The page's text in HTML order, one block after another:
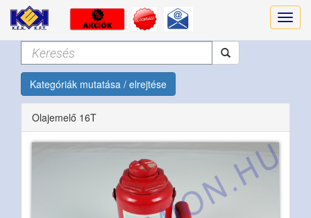
Kategóriák mutatása / elrejtése
Olajemelő 16T